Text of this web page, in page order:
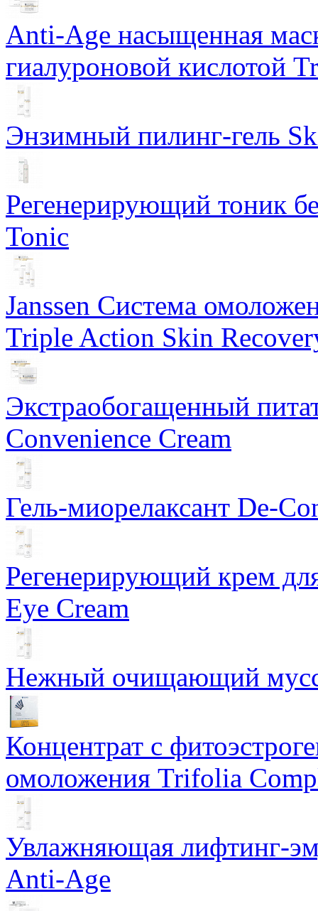
Anti-Age насыщенная
гиалуроновой кислотой
Энзимный пилинг-гель
Регенерирующий тоник
Tonic
Janssen Система
Triple Action Skin
Экстраобогащенный
Convenience Cream
Гель-миорелаксант De-
Регенерирующий крем
Eye Cream
Нежный очищающий мусс
Концентрат с
омоложения Trifolia
Увлажняющая лифтинг-
Anti-Age